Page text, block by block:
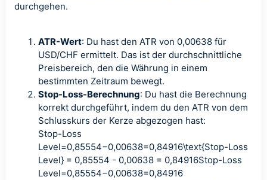
durchgehen.
ATR-Wert: Du hast den ATR von 0,00638 für
USD/CHF ermittelt. Das ist der durchschnittliche
Preisbereich, den die Währung in einem
bestimmten Zeitraum bewegt.
Stop-Loss-Berechnung: Du hast die Berechnung
korrekt durchgeführt, indem du den ATR von dem
Schlusskurs der Kerze abgezogen hast:
Stop-Loss
Level=0,85554−0,00638=0,84916\text{Stop-Loss
Level} = 0,85554 - 0,00638 = 0,84916Stop-Loss
Level=0,85554−0,00638=0,84916